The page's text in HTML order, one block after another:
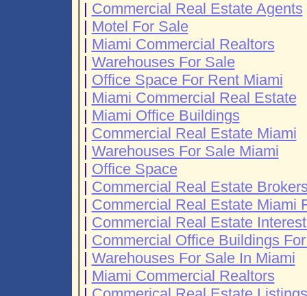
| Commercial Real Estate Agents
| Motel For Sale
| Miami Commercial Realtors
| Warehouses For Sale
| Office Space For Rent Miami
| Miami Commercial Real Estate
| Miami Office Buildings
| Commercial Real Estate Miami
| Warehouses For Sale Miami
| Office Space
| Commercial Real Estate
| Commercial Real Estate Miami
| Commercial Real Estate
| Commercial Office Buildings
| Warehouses For Sale In Miami
| Miami Commercial Realtors